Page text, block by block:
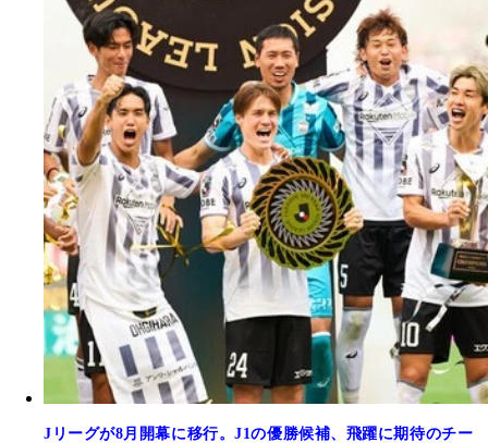
Jリーグが8月開幕に移行。J1の優勝候補、飛躍に期待のチー